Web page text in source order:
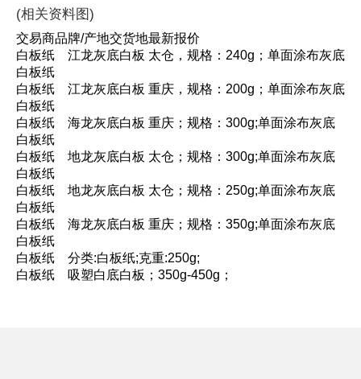
(相关资料图)
交易商品牌/产地交货地最新报价
白板纸 江龙灰底白板 太仓，规格：240g；单面涂布灰底
白板纸
白板纸 江龙灰底白板 重庆，规格：200g；单面涂布灰底
白板纸
白板纸 海龙灰底白板 重庆；规格：300g;单面涂布灰底
白板纸
白板纸 地龙灰底白板 太仓；规格：300g;单面涂布灰底
白板纸
白板纸 地龙灰底白板 太仓；规格：250g;单面涂布灰底
白板纸
白板纸 海龙灰底白板 重庆；规格：350g;单面涂布灰底
白板纸
白板纸 分类:白板纸;克重:250g;
白板纸 吸塑白底白板；350g-450g；